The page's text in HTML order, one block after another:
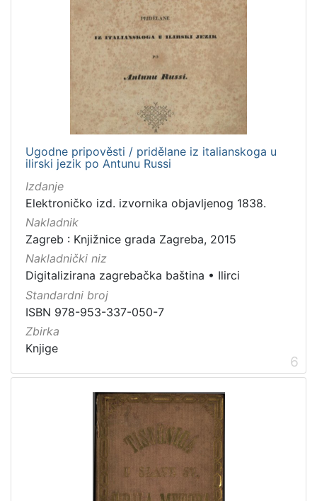
Ugodne pripověsti / pridělane iz italianskoga u
ilirski jezik po Antunu Russi
Izdanje
Elektroničko izd. izvornika objavljenog 1838.
Nakladnik
Zagreb : Knjižnice grada Zagreba, 2015
Nakladnički niz
Digitalizirana zagrebačka baština • Ilirci
Standardni broj
ISBN 978-953-337-050-7
Zbirka
Knjige
6